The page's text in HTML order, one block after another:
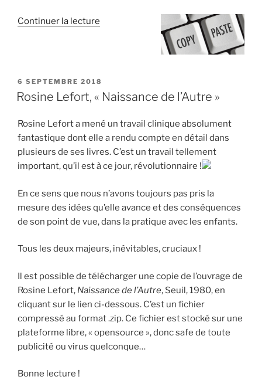
Continuer la lecture
méthode
ABA
dans
le
traitement
l’autisme »
PUBLIÉ
LE
6 SEPTEMBRE 2018
Rosine Lefort, « Naissance de l’Autre »
Rosine Lefort a mené un travail clinique absolument
fantastique dont elle a rendu compte en détail dans
plusieurs de ses livres. C’est un travail tellement
important, qu’il est à ce jour, révolutionnaire !
En ce sens que nous n’avons toujours pas pris la
mesure des idées qu’elle avance et des conséquences
de son point de vue, dans la pratique avec les enfants.
Tous les deux majeurs, inévitables, cruciaux !
Il est possible de télécharger une copie de l’ouvrage de
Rosine Lefort, Naissance de l’Autre, Seuil, 1980, en
cliquant sur le lien ci-dessous. C’est un fichier
compressé au format .zip. Ce fichier est stocké sur une
plateforme libre, « opensource », donc safe de toute
publicité ou virus quelconque…
Bonne lecture !